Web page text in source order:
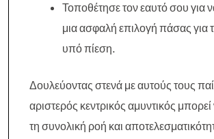
Τοποθέτησε τον εαυτό σου για
μια ασφαλή επιλογή πάσας για
υπό πίεση.
Δουλεύοντας στενά με αυτούς τους
αριστερός κεντρικός αμυντικός μπορεί
τη συνολική ροή και